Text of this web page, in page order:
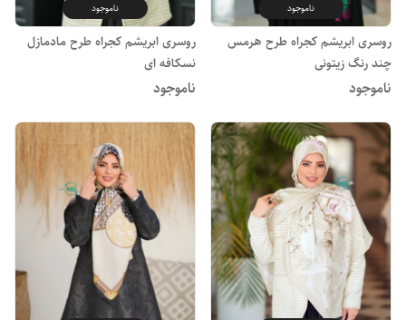
ناموجود
روسری ابریشم کجراه طرح هرمس
چند رنگ زیتونی
ناموجود
ناموجود
روسری ابریشم کجراه طرح مادمازل
نسکافه ای
ناموجود